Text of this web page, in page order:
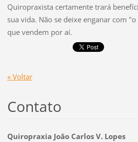
Quiropraxista certamente trará
sua vida. Não se deixe enganar com
que vendem por aí.
« Voltar
Contato
Quiropraxia João Carlos V. Lopes